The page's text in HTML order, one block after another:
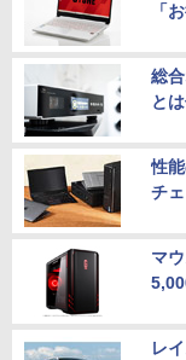
「
総
と
性
チェ
マ
レ